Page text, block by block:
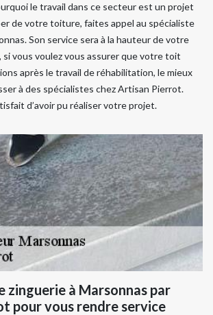
le travail dans ce secteur est un projet
de votre toiture, faites appel au spécialiste
Son service sera à la hauteur de votre
si vous voulez vous assurer que votre toit
après le travail de réhabilitation, le mieux
à des spécialistes chez Artisan Pierrot.
d’avoir pu réaliser votre projet.
zinguerie à Marsonnas par
pour vous rendre service